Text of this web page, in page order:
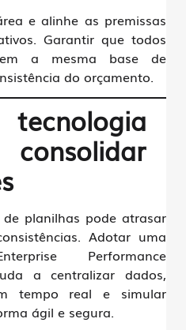
e alinhe as premissas
Garantir que todos
a mesma base de
do orçamento.
planilhas pode atrasar
Adotar uma
Performance
a centralizar dados,
tempo real e simular
ágil e segura.